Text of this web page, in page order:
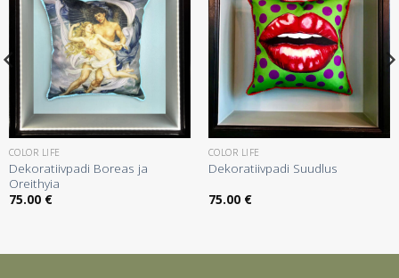
COLOR LIFE
Dekoratiivpadi Boreas ja
Oreithyia
75.00 €
COLOR LIFE
Dekoratiivpadi Suudlus
75.00 €